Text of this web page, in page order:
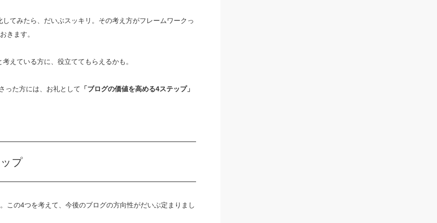
てみたら、だいぶスッキリ。その考え方がフレームワークっ
きます。
考えている方に、役立ててもらえるかも。
った方には、お礼として 「ブログの価値を高める4ステップ」
プ
この4つを考えて、今後のブログの方向性がだいぶ定まりまし